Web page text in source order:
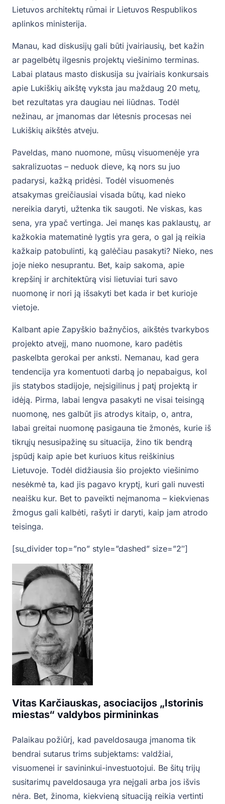
Lietuvos architektų rūmai ir Lietuvos Respublikos
aplinkos ministerija.
Manau, kad diskusijų gali būti įvairiausių, bet kažin
ar pagelbėtų ilgesnis projektų viešinimo terminas.
Labai plataus masto diskusija su įvairiais konkursais
apie Lukiškių aikštę vyksta jau maždaug 20 metų,
bet rezultatas yra daugiau nei liūdnas. Todėl
nežinau, ar įmanomas dar lėtesnis procesas nei
Lukiškių aikštės atveju.
Paveldas, mano nuomone, mūsų visuomenėje yra
sakralizuotas – neduok dieve, ką nors su juo
padarysi, kažką pridėsi. Todėl visuomenės
atsakymas greičiausiai visada būtų, kad nieko
nereikia daryti, užtenka tik saugoti. Ne viskas, kas
sena, yra ypač vertinga. Jei manęs kas paklaustų, ar
kažkokia matematinė lygtis yra gera, o gal ją reikia
kažkaip patobulinti, ką galėčiau pasakyti? Nieko, nes
joje nieko nesuprantu. Bet, kaip sakoma, apie
krepšinį ir architektūrą visi lietuviai turi savo
nuomonę ir nori ją išsakyti bet kada ir bet kurioje
vietoje.
Kalbant apie Zapyškio bažnyčios, aikštės tvarkybos
projekto atvejį, mano nuomone, karo padėtis
paskelbta gerokai per anksti. Nemanau, kad gera
tendencija yra komentuoti darbą jo nepabaigus, kol
jis statybos stadijoje, neįsigilinus į patį projektą ir
idėją. Pirma, labai lengva pasakyti ne visai teisingą
nuomonę, nes galbūt jis atrodys kitaip, o, antra,
labai greitai nuomonę pasigauna tie žmonės, kurie iš
tikrųjų nesusipažinę su situacija, žino tik bendrą
įspūdį kaip apie bet kuriuos kitus reiškinius
Lietuvoje. Todėl didžiausia šio projekto viešinimo
nesėkmė ta, kad jis pagavo kryptį, kuri gali nuvesti
neaišku kur. Bet to paveikti neįmanoma – kiekvienas
žmogus gali kalbėti, rašyti ir daryti, kaip jam atrodo
teisinga.
[su_divider top=”no” style=”dashed” size=”2″]
Vitas Karčiauskas, asociacijos „Istorinis
miestas“ valdybos pirmininkas
Palaikau požiūrį, kad paveldosauga įmanoma tik
bendrai sutarus trims subjektams: valdžiai,
visuomenei ir savininkui-investuotojui. Be šitų trijų
susitarimų paveldosauga yra neįgali arba jos išvis
nėra. Bet, žinoma, kiekvieną situaciją reikia vertinti